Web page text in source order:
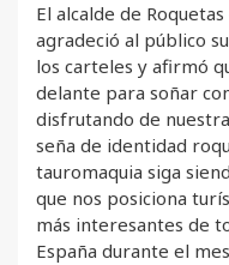
El alcalde de
agradeció al público
los carteles y afirmó
delante para soñar
disfrutando de
seña de identidad
tauromaquia siga
que nos posiciona
más interesantes de
España durante el